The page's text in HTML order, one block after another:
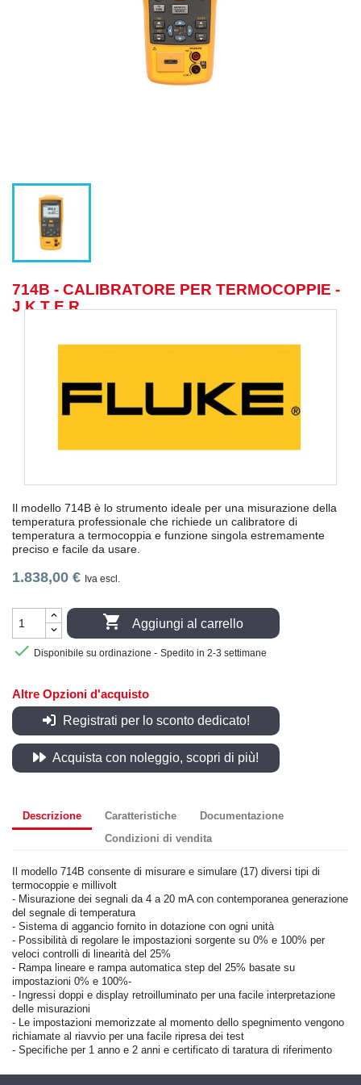
714B - CALIBRATORE PER TERMOCOPPIE -
J K T E R
Il modello 714B è lo strumento ideale per una misurazione della
temperatura professionale che richiede un calibratore di
temperatura a termocoppia e funzione singola estremamente
preciso e facile da usare.
1.838,00 € Iva escl.
 Aggiungi al carrello
 Disponibile su ordinazione - Spedito in 2-3 settimane
Altre Opzioni d'acquisto
Registrati per lo sconto dedicato!
Acquista con noleggio, scopri di più!
Descrizione Caratteristiche
Documentazione
Condizioni di vendita
Il modello 714B consente di misurare e simulare (17) diversi tipi di
termocoppie e millivolt
- Misurazione dei segnali da 4 a 20 mA con contemporanea generazione
del segnale di temperatura
- Sistema di aggancio fornito in dotazione con ogni unità
- Possibilità di regolare le impostazioni sorgente su 0% e 100% per
veloci controlli di linearità del 25%
- Rampa lineare e rampa automatica step del 25% basate su
impostazioni 0% e 100%-
- Ingressi doppi e display retroilluminato per una facile interpretazione
delle misurazioni
- Le impostazioni memorizzate al momento dello spegnimento vengono
richiamate al riavvio per una facile ripresa dei test
- Specifiche per 1 anno e 2 anni e certificato di taratura di riferimento